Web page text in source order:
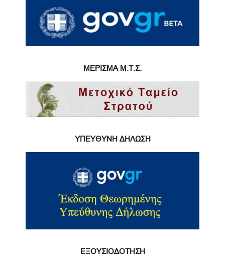
ΜΕΡΙΣΜΑ Μ.Τ.Σ.
ΥΠΕΥΘΥΝΗ ΔΗΛΩΣΗ
ΕΞΟΥΣΙΟΔΟΤΗΣΗ